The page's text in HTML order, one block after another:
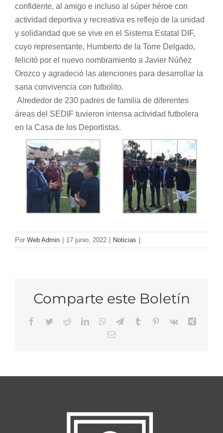
confidente, al amigo e incluso al súper héroe con
actividad deportiva y recreativa es reflejo de la unidad
y solidaridad que se vive en el Sistema Estatal DIF,
cuyo representante, Humberto de la Torre Delgado,
felicitó por el nuevo nombramiento a Javier Núñez
Orozco y agradeció las atenciones para desarrollar la
sana convivencia con futbolito.
Alrededor de 230 padres de familia de diferentes
áreas del SEDIF tuvieron intensa actividad futbolera
en la Casa de los Deportistas.
Por Web Admin 17 junio, 2022 Noticias
Comparte este Boletín
Facebook
TwitterRedditLinkedInWhatsApp
TelegramTumblr Pinterest
Vk
Email